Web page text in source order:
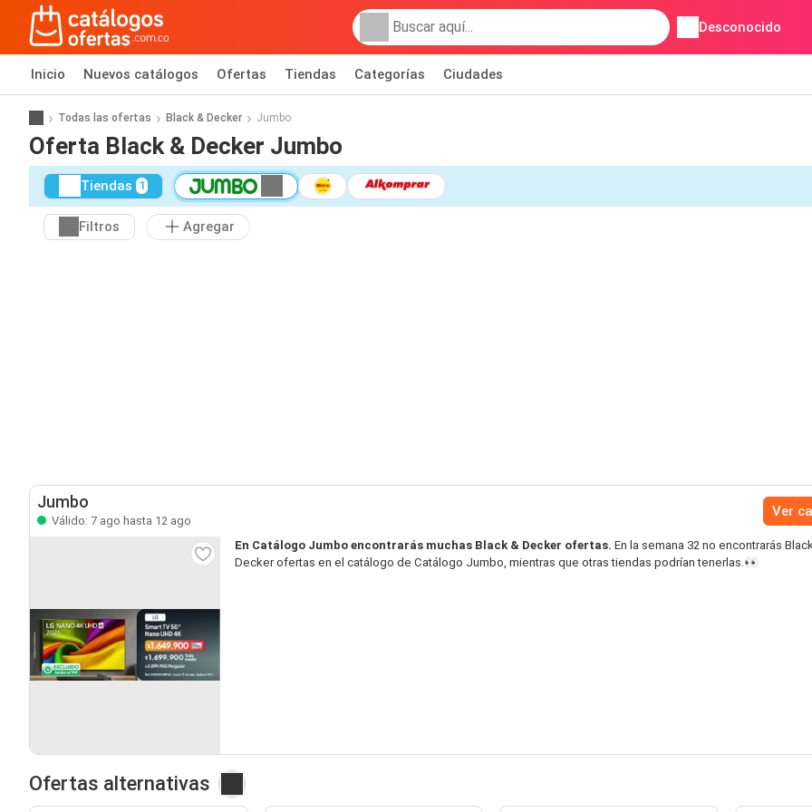
Desconocido
Inicio Nuevos catálogos Ofertas Tiendas Categorías Ciudades
Todas las ofertas Black & Decker Jumbo
Oferta Black & Decker Jumbo
Tiendas 1
Filtros Agregar
Jumbo
Válido: 7 ago hasta 12 ago
Ver
En Catálogo Jumbo encontrarás muchas Black & Decker ofertas. En la semana 32 no encontrarás
Decker ofertas en el catálogo de Catálogo Jumbo, mientras que otras tiendas podrían tenerlas.👀
Ofertas alternativas